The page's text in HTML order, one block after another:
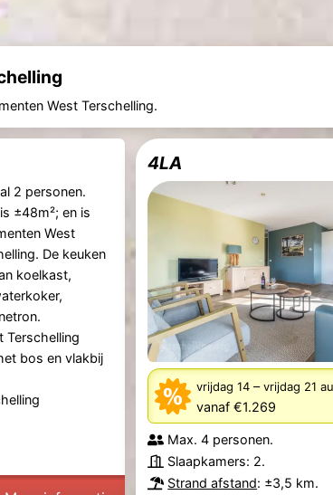
West Terschelling.
2 personen.
±48m²; en is
West
De keuken
koelkast,
Terschelling
bos en vlakbij
4LA
vrijdag 14–vrijdag 21
vanaf €1.269
Max. 4 personen.
Slaapkamers: 2.
Strand afstand: ±3,5 km.